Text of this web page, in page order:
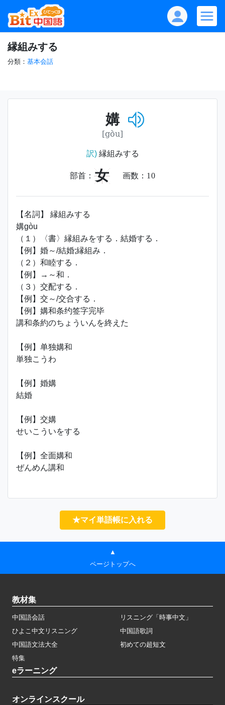
縁組みする
分類： 基本会話
媾
[gòu]
訳)縁組みする
部首： 女 画数： 10
【名詞】 縁組みする
媾gòu
（１）〈書〉縁組みをする．結婚する．
【例】婚～/結婚;縁組み．
（２）和睦する．
【例】→～和．
（３）交配する．
【例】交～/交合する．
【例】媾和条约签字完毕
講和条約のちょういんを終えた
【例】单独媾和
単独こうわ
【例】婚媾
結婚
【例】交媾
せいこういをする
【例】全面媾和
ぜんめん講和
★マイ単語帳に入れる
▲
ページトップへ
教材集
中国語会話
リスニング「時事中文」
ひよこ中文リスニング
中国語歌詞
中国語文法大全
初めての超短文
特集
eラーニング
オンラインスクール